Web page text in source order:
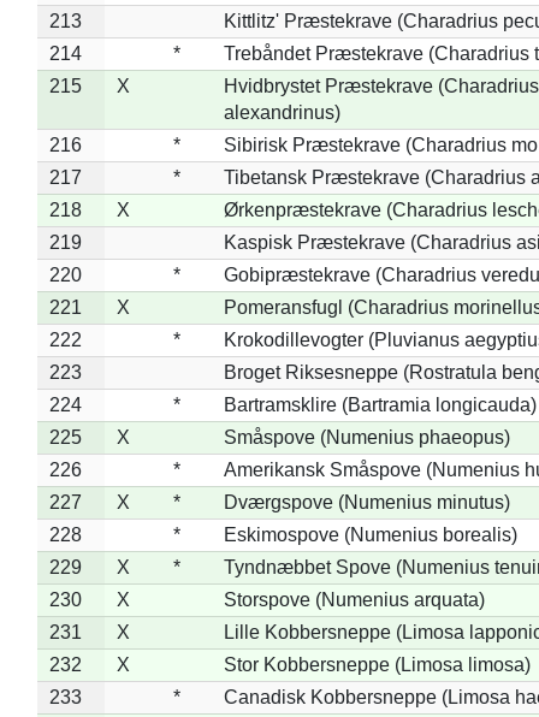
213
Kittlitz' Præstekrave (Charadrius
214
*
Trebåndet Præstekrave (Charadrius
215
X
Hvidbrystet Præstekrave (Charadrius
alexandrinus)
216
*
Sibirisk Præstekrave (Charadrius
217
*
Tibetansk Præstekrave (Charadrius
218
X
Ørkenpræstekrave (Charadrius
219
Kaspisk Præstekrave (Charadrius
220
*
Gobipræstekrave (Charadrius
221
X
Pomeransfugl (Charadrius
222
*
Krokodillevogter (Pluvianus
223
Broget Riksesneppe (Rostratula
224
*
Bartramsklire (Bartramia longicauda)
225
X
Småspove (Numenius phaeopus)
226
*
Amerikansk Småspove (Numenius
227
X *
Dværgspove (Numenius minutus)
228
*
Eskimospove (Numenius borealis)
229
X *
Tyndnæbbet Spove (Numenius
230
X
Storspove (Numenius arquata)
231
X
Lille Kobbersneppe (Limosa
232
X
Stor Kobbersneppe (Limosa limosa)
233
* Canadisk Kobbersneppe (Limosa